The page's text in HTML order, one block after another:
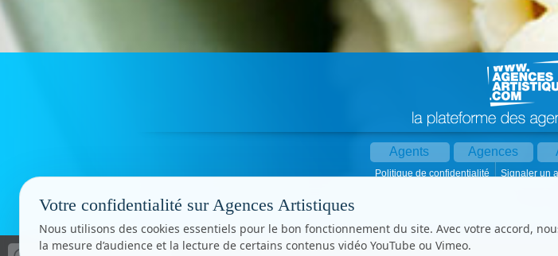
Agents Agences
Politique de confidentialité Signaler un
Votre confidentialité sur Agences Artistiques
Nous utilisons des cookies essentiels pour le bon fonctionnement du site. Avec votre accord,
la mesure d’audience et la lecture de certains contenus vidéo YouTube ou Vimeo.